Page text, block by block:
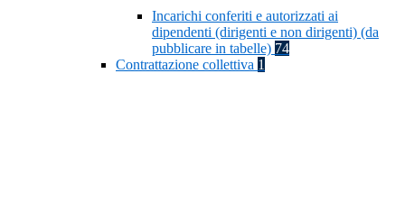
Incarichi conferiti e autorizzati ai
dipendenti (dirigenti e non dirigenti) (da
pubblicare in tabelle) 74
Contrattazione collettiva 1